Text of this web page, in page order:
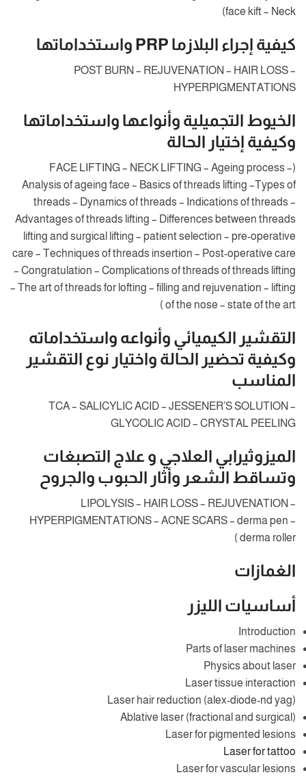
face kift – Neck)
كيفية إجراء البلازما PRP واستخداماتها
POST BURN – REJUVENATION – HAIR LOSS –
HYPERPIGMENTATIONS
الخيوط التجميلية وأنواعها واستخداماتها
وكيفية إختيار الحالة
(FACE LIFTING – NECK LIFTING – Ageing process –
Analysis of ageing face – Basics of threads lifting –Types of
threads – Dynamics of threads – Indications of threads –
Advantages of threads lifting – Differences between threads
lifting and surgical lifting – patient selection – pre-operative
care – Techniques of threads insertion – Post-operative care
– Congratulation – Complications of threads of threads lifting
– The art of threads for lofting – filling and rejuvenation – lifting
of the nose – state of the art )
التقشير الكيميائي وأنواعه واستخداماته
وكيفية تحضير الحالة واختيار نوع التقشير
المناسب
TCA – SALICYLIC ACID – JESSENER’S SOLUTION –
GLYCOLIC ACID – CRYSTAL PEELING
الميزوثيرابي العلاجي و علاج التصبغات
وتساقط الشعر وأثار الحبوب والجروح
LIPOLYSIS – HAIR LOSS – REJUVENATION –
HYPERPIGMENTATIONS – ACNE SCARS – derma pen –
derma roller )
الغمازات
أساسيات الليزر
Introduction
Parts of laser machines
Physics about laser
Laser tissue interaction
Laser hair reduction (alex-diode-nd yag)
Ablative laser (fractional and surgical)
Laser for pigmented lesions
Laser for tattoo
Laser for vascular lesions